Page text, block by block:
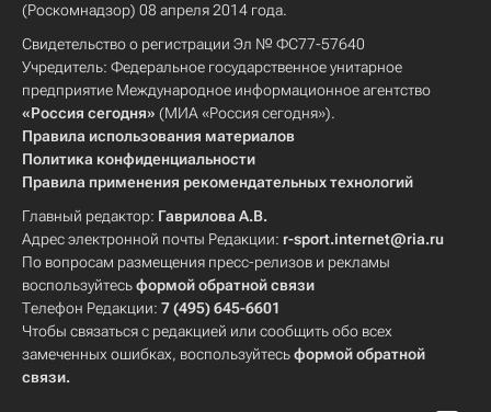
(Роскомнадзор) 08 апреля 2014 года.
Свидетельство о регистрации Эл № ФС77-57640
Учредитель: Федеральное государственное унитарное
предприятие Международное информационное агентство
«Россия сегодня» (МИА «Россия сегодня»).
Правила использования материалов
Политика конфиденциальности
Правила применения рекомендательных технологий
Главный редактор: Гаврилова А.В.
Адрес электронной почты Редакции: r-sport.internet@ria.ru
По вопросам размещения пресс-релизов и рекламы
воспользуйтесьформой обратной связи
Телефон Редакции: 7 (495) 645-6601
Чтобы связаться с редакцией или сообщить обо всех
замеченных ошибках, воспользуйтесьформой обратной
связи.